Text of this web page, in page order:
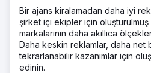
Bir ajans kiralamadan daha iyi
şirket içi ekipler için oluşturulmuş
markalarının daha akıllıca
Daha keskin reklamlar, daha net
tekrarlanabilir kazanımlar için
edinin.